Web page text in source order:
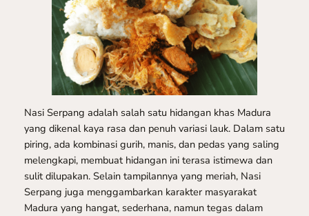
Nasi Serpang adalah salah satu hidangan khas Madura
yang dikenal kaya rasa dan penuh variasi lauk. Dalam satu
piring, ada kombinasi gurih, manis, dan pedas yang saling
melengkapi, membuat hidangan ini terasa istimewa dan
sulit dilupakan. Selain tampilannya yang meriah, Nasi
Serpang juga menggambarkan karakter masyarakat
Madura yang hangat, sederhana, namun tegas dalam